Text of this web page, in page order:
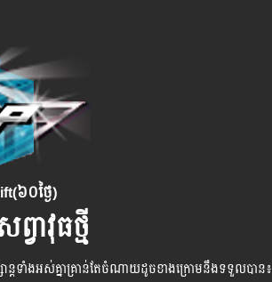
៦០ថ្ងៃ)
ាវុធថ្មី
ាន្ដ​ទាំងអស់គ្នា​គ្រាន់​តែ​ចំណាយដូច​ខាង​ក្រោម​នឹងទទួលបាន៖